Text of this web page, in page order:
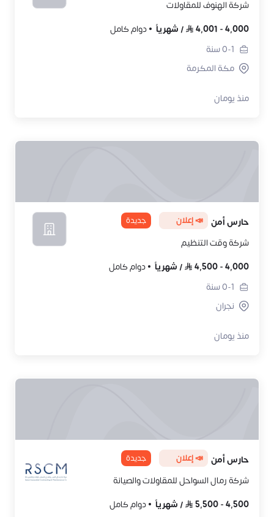
شركة الهنوف للمقاولات
4,000
-
4,001
/ شهرياً
دوام كامل
0-1سنة
مكة المكرمة
منذ يومان
حارس أمن 📣 إعلان جديدة
شركة وقت التنظيم
4,000
-
4,500
/ شهرياً
دوام كامل
0-1سنة
نجران
منذ يومان
حارس أمن 📣 إعلان جديدة
شركة رمال السواحل للمقاولات والصيانة
4,500
-
5,500
/ شهرياً
دوام كامل